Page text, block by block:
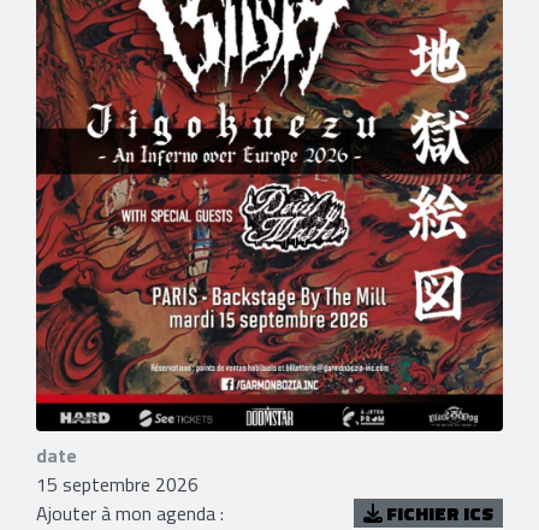
date
15 septembre 2026
Ajouter à mon agenda :
FICHIER ICS